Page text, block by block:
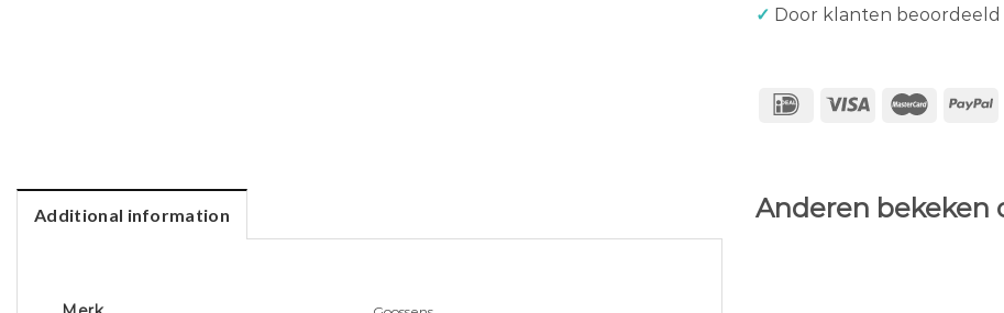
✓ Door klanten beoordeeld
Additional information Anderen bekeken